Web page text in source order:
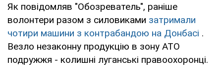
Як повідомляв "Обозреватель", раніше
волонтери разом з силовиками затримали
чотири машини з контрабандою на Донбасі .
Везло незаконну продукцію в зону АТО
подружжя - колишні луганські правоохоронці.